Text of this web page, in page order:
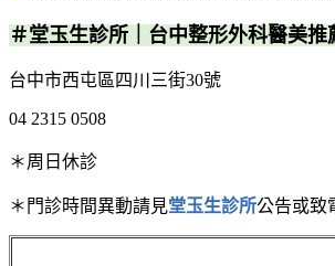
＃堂玉生診所｜台中整形外科醫美推
台中市西屯區四川三街30號
04 2315 0508
＊周日休診
＊門診時間異動請見堂玉生診所公告或致